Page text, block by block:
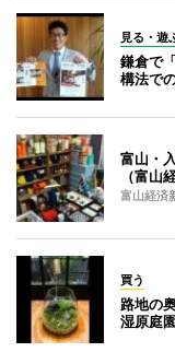
見る・遊
鎌倉で
構法で
富山・
（富山
富山経済
買う
路地の
湿原庭